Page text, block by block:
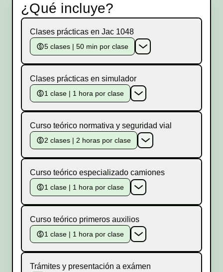
¿Qué incluye?
Clases prácticas en Jac 1048
5 clases | 50 min por clase
Clases prácticas en simulador
1 clase | 1 hora por clase
Curso teórico normativa y seguridad vial
2 clases | 2 horas por clase
Curso teórico especializado camiones
1 clase | 1 hora por clase
Curso teórico primeros auxilios
1 clase | 1 hora por clase
Trámites y presentación a exámen